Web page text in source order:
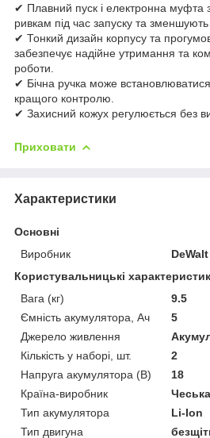
✔ Плавний пуск і електронна муфта
ривкам під час запуску та зменшують
✔ Тонкий дизайн корпусу та
забезпечує надійне утримання та
роботи.
✔ Бічна ручка може
кращого контролю.
✔ Захисний кожух регулюється без
Приховати
Характеристики
Основні
Виробник
DeWalt
Користувальницькі
Вага (кг)
9.5
Ємність акумулятора, Ач
5
Джерело живлення
Кількість у наборі, шт.
2
Напруга акумулятора (В)
18
Країна-виробник
Тип акумулятора
Li-Ion
Тип двигуна